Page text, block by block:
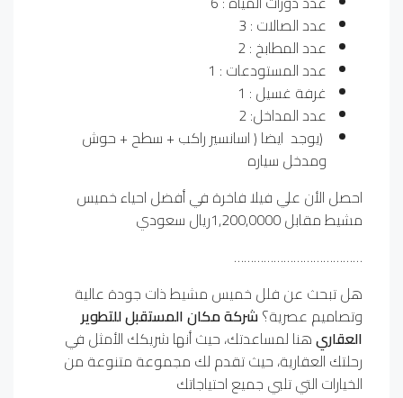
عدد الصالات : 3
عدد المطابخ : 2
عدد المستودعات : 1
غرفة غسيل : 1
عدد المداخل: 2
(يوجد ايضا ( اسانسير راكب + سطح + حوش
ومدخل سياره
احصل الأن علي فيلا فاخرة في أفضل احياء خميس
مشيط مقابل 1,200,0000ريال سعودي
…………………………………
هل تبحث عن فلل خميس مشيط ذات جودة عالية
وتصاميم عصرية؟شركة مكان المستقبلللتطوير
العقاريهنا لمساعدتك، حيث أنها شريكك الأمثل في
رحلتك العقارية، حيث تقدم لك مجموعة متنوعة من
الخيارات التي تلبي جميع احتياجاتك